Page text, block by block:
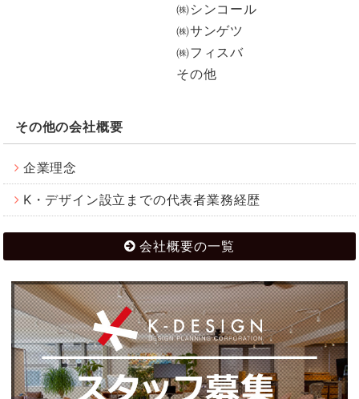
㈱シンコール
㈱サンゲツ
㈱フィスバ
その他
その他の会社概要
企業理念
K・デザイン設立までの代表者業務経歴
会社概要の一覧